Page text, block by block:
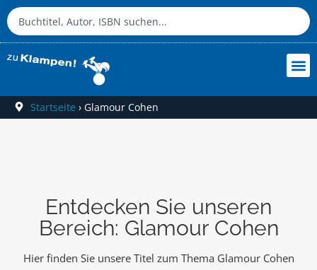
Startseite › Glamour Cohen
Entdecken Sie unseren
Bereich: Glamour Cohen
Hier finden Sie unsere Titel zum Thema Glamour Cohen